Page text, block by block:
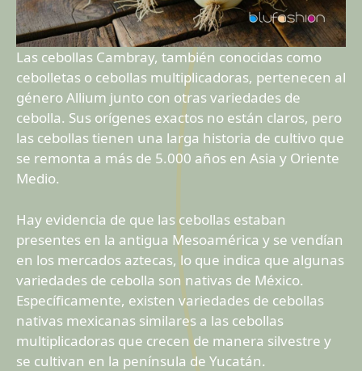
Las cebollas Cambray, también conocidas como
cebolletas o cebollas multiplicadoras, pertenecen al
género Allium junto con otras variedades de
cebolla. Sus orígenes exactos no están claros, pero
las cebollas tienen una larga historia de cultivo que
se remonta a más de 5.000 años en Asia y Oriente
Medio.
Hay evidencia de que las cebollas estaban
presentes en la antigua Mesoamérica y se vendían
en los mercados aztecas, lo que indica que algunas
variedades de cebolla son nativas de México.
Específicamente, existen variedades de cebollas
nativas mexicanas similares a las cebollas
multiplicadoras que crecen de manera silvestre y
se cultivan en la península de Yucatán.